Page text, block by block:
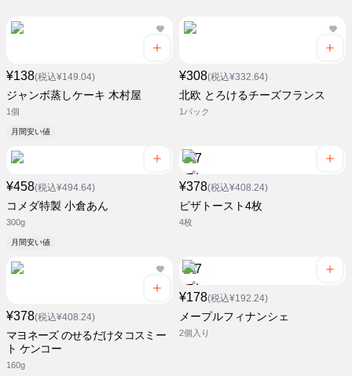
¥138(税込¥149.04)
ジャンボ蒸しケーキ 木村屋
1個
月間安い値
¥308(税込¥332.64)
北欧 とろけるチーズフランス
1パック
¥458(税込¥494.64)
コメダ特製 小倉あん
300g
月間安い値
¥378(税込¥408.24)
ピザトースト4枚
4枚
¥378(税込¥408.24)
マヨネーズ のせるだけタコスミー
ト ケンコー
160g
¥178(税込¥192.24)
メープルフィナンシェ
2個入り